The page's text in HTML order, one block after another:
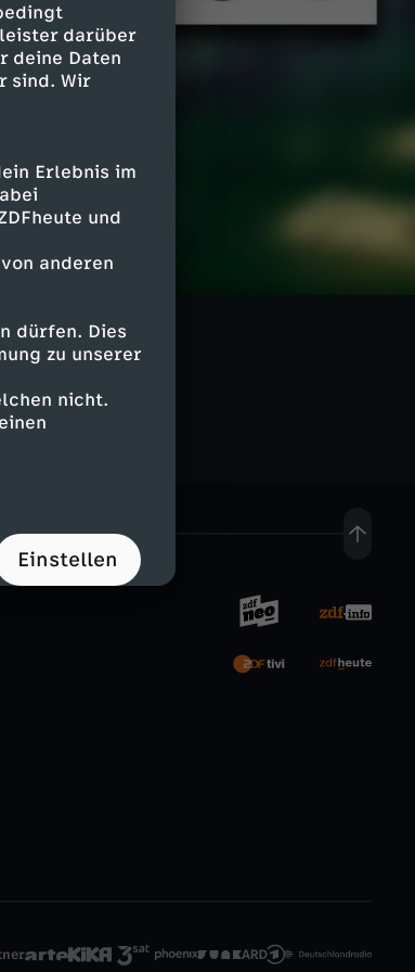
darüber
deine Daten
sind. Wir
Erlebnis im
und
anderen
dürfen. Dies
zu unserer
nicht.
Einstellen